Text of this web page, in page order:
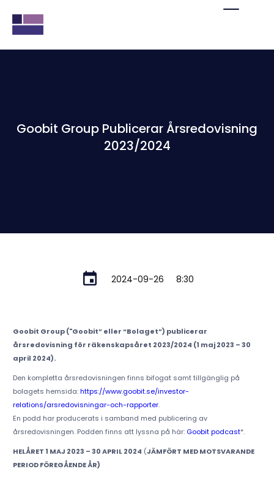
Goobit Group Publicerar Årsredovisning
2023/2024
2024-09-26 8:30
Goobit Group ("Goobit” eller “Bolaget”) publicerar
årsredovisning för räkenskapsåret 2023/2024 (1 maj 2023 – 30
april 2024).
Den kompletta årsredovisningen finns bifogat samt tillgänglig på
bolagets hemsida:https://www.goobit.se/investor-
relations/arsredovisningar-och-rapporter.
En podd har producerats i samband med publicering av
årsredovisningen. Podden finns att lyssna på här: Goobit podcast*.
HELÅRET 1 MAJ 2023 – 30 APRIL 2024 (JÄMFÖRT MED MOTSVARANDE
PERIOD FÖREGÅENDE ÅR)